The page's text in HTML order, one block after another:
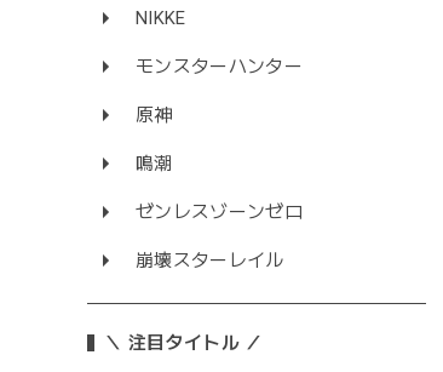
NIKKE
モンスターハンター
原神
鳴潮
ゼンレスゾーンゼロ
崩壊スターレイル
＼ 注目タイトル ／